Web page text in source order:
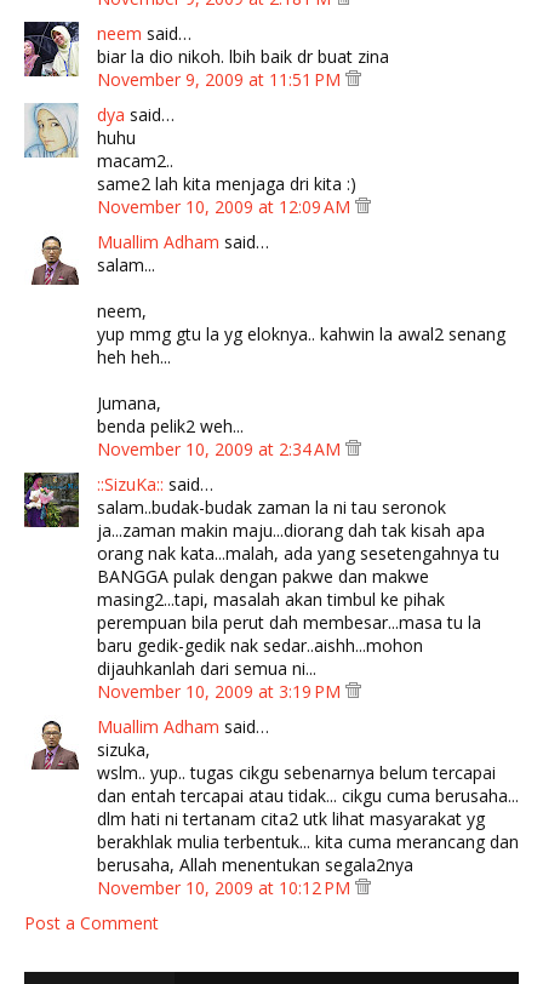
neem said…
biar la dio nikoh. lbih baik dr buat zina
November 9, 2009 at 11:51 PM
dya said…
huhu
macam2..
same2 lah kita menjaga dri kita :)
November 10, 2009 at 12:09 AM
Muallim Adham said…
salam...
neem,
yup mmg gtu la yg eloknya.. kahwin la awal2 senang
heh heh...
Jumana,
benda pelik2 weh...
November 10, 2009 at 2:34 AM
::SizuKa:: said…
salam..budak-budak zaman la ni tau seronok
ja...zaman makin maju...diorang dah tak kisah apa
orang nak kata...malah, ada yang sesetengahnya tu
BANGGA pulak dengan pakwe dan makwe
masing2...tapi, masalah akan timbul ke pihak
perempuan bila perut dah membesar...masa tu la
baru gedik-gedik nak sedar..aishh...mohon
dijauhkanlah dari semua ni...
November 10, 2009 at 3:19 PM
Muallim Adham said…
sizuka,
wslm.. yup.. tugas cikgu sebenarnya belum tercapai
dan entah tercapai atau tidak... cikgu cuma berusaha...
dlm hati ni tertanam cita2 utk lihat masyarakat yg
berakhlak mulia terbentuk... kita cuma merancang dan
berusaha, Allah menentukan segala2nya
November 10, 2009 at 10:12 PM
Post a Comment